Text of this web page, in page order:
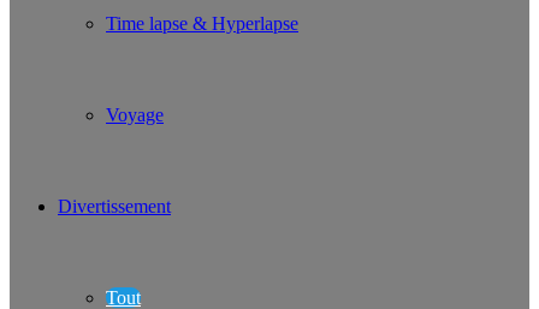
Time lapse & Hyperlapse
Voyage
Divertissement
Tout